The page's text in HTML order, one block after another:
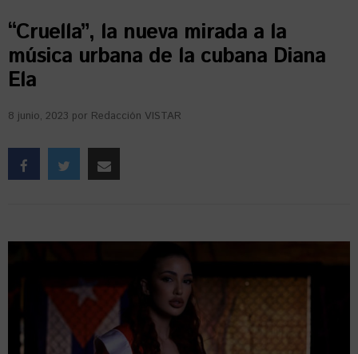
“Cruella”, la nueva mirada a la
música urbana de la cubana Diana
Ela
8 junio, 2023 por Redacción VISTAR